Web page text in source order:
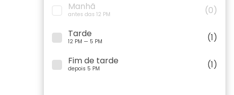
Manhã
antes das 12 PM
(0)
Tarde
12 PM — 5 PM
(1)
Fim de tarde
depois 5 PM (1)